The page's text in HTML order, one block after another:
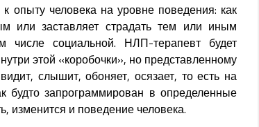
опыту человека на уровне поведения: как
или заставляет страдать тем или иным
социальной. НЛП-терапевт будет
этой «коробочки», но представленному
слышит, обоняет, осязает, то есть на
будто запрограммирован в определенные
изменится и поведение человека.